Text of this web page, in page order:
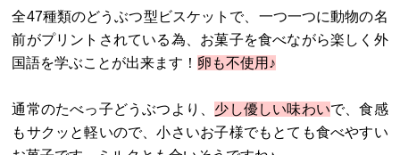
全47種類のどうぶつ型ビスケットで、一つ一つに動物の名
前がプリントされている為、お菓子を食べながら楽しく外
国語を学ぶことが出来ます！ 卵も不使用♪
通常のたべっ子どうぶつより、 少し優しい味わいで、食感
もサクッと軽いので、小さいお子様でもとても食べやすい